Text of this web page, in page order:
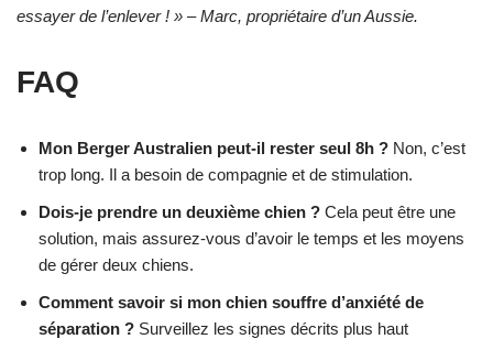
essayer de l’enlever ! » – Marc, propriétaire d’un Aussie.
FAQ
Mon Berger Australien peut-il rester seul 8h ? Non, c’est
trop long. Il a besoin de compagnie et de stimulation.
Dois-je prendre un deuxième chien ? Cela peut être une
solution, mais assurez-vous d’avoir le temps et les moyens
de gérer deux chiens.
Comment savoir si mon chien souffre d’anxiété de
séparation ? Surveillez les signes décrits plus haut